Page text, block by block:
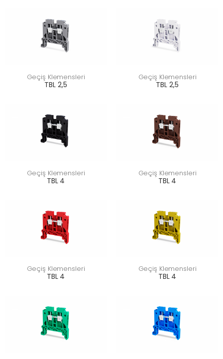
Geçiş Klemensleri
TBL 2,5
Geçiş Klemensleri
TBL 2,5
Geçiş Klemensleri
TBL 4
Geçiş Klemensleri
TBL 4
Geçiş Klemensleri
TBL 4
Geçiş Klemensleri
TBL 4